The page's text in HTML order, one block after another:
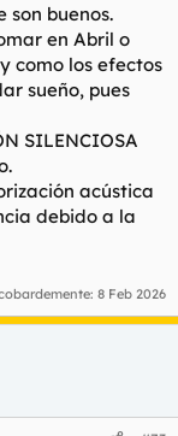
son buenos.
en Abril o
como los efectos
sueño, pues
SILENCIOSA
acústica
debido a la
8 Feb 2026